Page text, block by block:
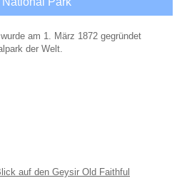
wurde am 1. März 1872 gegründet
der Welt.
auf den Geysir Old Faithful